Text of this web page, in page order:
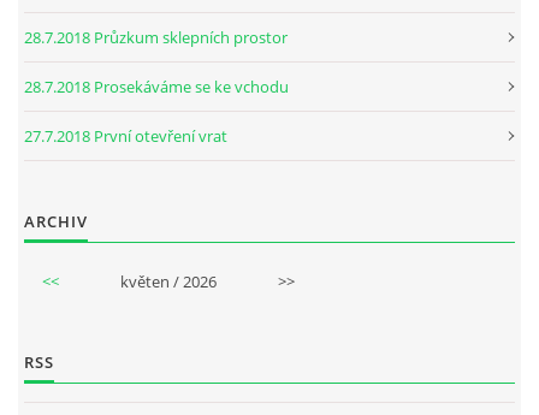
28.7.2018 Průzkum sklepních prostor
28.7.2018 Prosekáváme se ke vchodu
27.7.2018 První otevření vrat
ARCHIV
<< květen / 2026 >>
RSS